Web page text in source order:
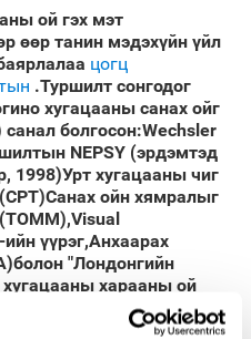
ой гэх мэт
өөр танин мэдэхүйн үйл
цогц
.Туршилт сонгодог
хугацааны санах ойг
санал болгосон:Wechsler
NEPSY (эрдэмтэд
1998)Урт хугацааны чиг
ойн хямралыг
үүрэг,Анхаарах
"Лондонгийн
хугацааны харааны ой
аль болох эдгээр танин
хийх:богино хугацааны